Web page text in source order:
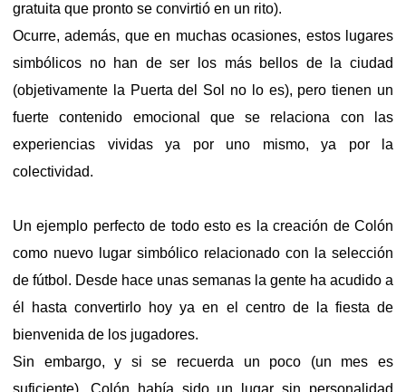
gratuita que pronto se convirtió en un rito).
Ocurre, además, que en muchas ocasiones, estos lugares
simbólicos no han de ser los más bellos de la ciudad
(objetivamente la Puerta del Sol no lo es), pero tienen un
fuerte contenido emocional que se relaciona con las
experiencias vividas ya por uno mismo, ya por la
colectividad.
Un ejemplo perfecto de todo esto es la creación de Colón
como nuevo lugar simbólico relacionado con la selección
de fútbol. Desde hace unas semanas la gente ha acudido a
él hasta convertirlo hoy ya en el centro de la fiesta de
bienvenida de los jugadores.
Sin embargo, y si se recuerda un poco (un mes es
suficiente), Colón había sido un lugar sin personalidad